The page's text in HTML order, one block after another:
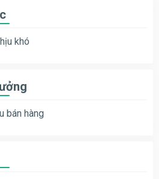
khó
bán hàng